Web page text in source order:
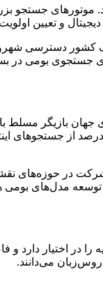
موتورهای جستجو
و تعیین
کشور دسترسی
جستجوی بومی در
بازیگر مسلط
داخلی شکل گرفته و بلوغ یافته است. موتور جستجوی بایدو
در حوزه‌های نقشه،
توسعه مدل‌های
داده‌های سال ۲۰۲۶ نشان می‌دهد یاندکس حدود
می‌دانند.